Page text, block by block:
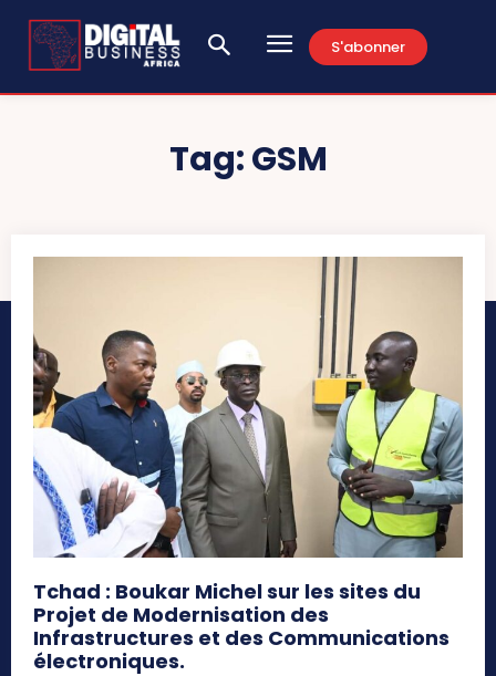
S'abonner
Tag:GSM
Tchad : Boukar Michel sur les sites du
Projet de Modernisation des
Infrastructures et des Communications
électroniques.